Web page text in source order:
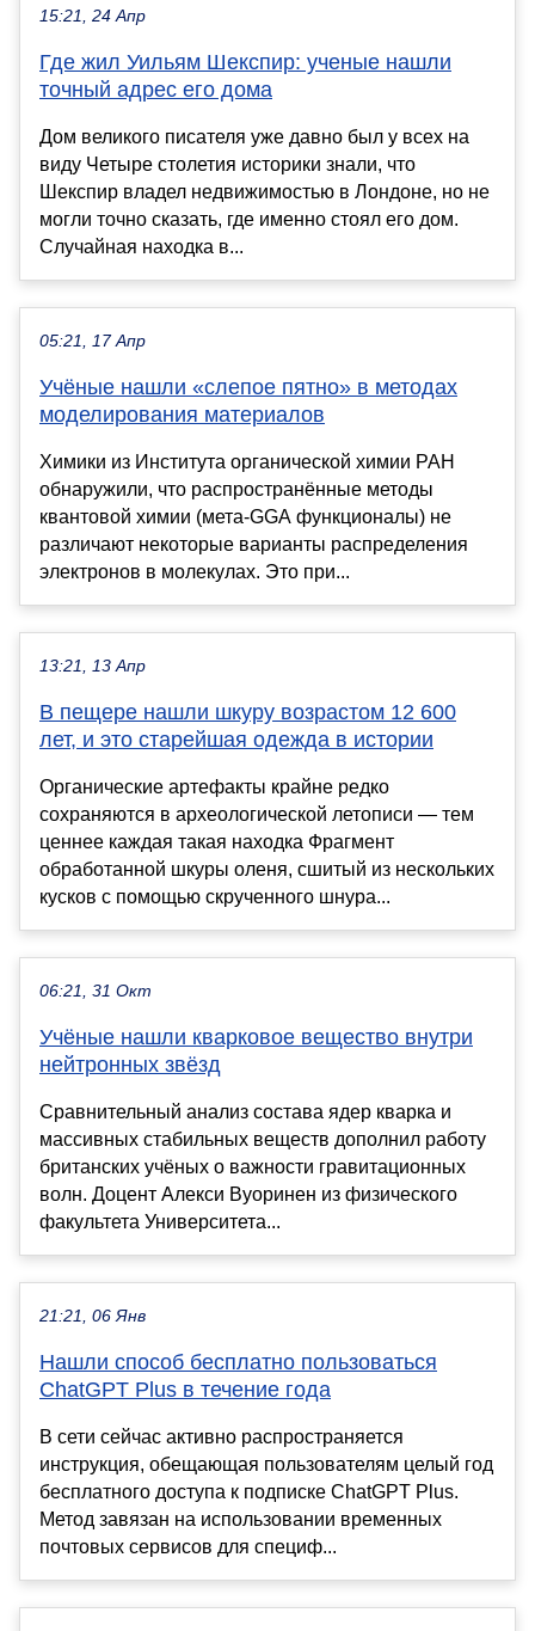
15:21, 24 Апр
Где жил Уильям Шекспир: ученые нашли
точный адрес его дома
Дом великого писателя уже давно был у всех на
виду Четыре столетия историки знали, что
Шекспир владел недвижимостью в Лондоне, но не
могли точно сказать, где именно стоял его дом.
Случайная находка в...
05:21, 17 Апр
Учёные нашли «слепое пятно» в методах
моделирования материалов
Химики из Института органической химии РАН
обнаружили, что распространённые методы
квантовой химии (мета-GGA функционалы) не
различают некоторые варианты распределения
электронов в молекулах. Это при...
13:21, 13 Апр
В пещере нашли шкуру возрастом 12 600
лет, и это старейшая одежда в истории
Органические артефакты крайне редко
сохраняются в археологической летописи — тем
ценнее каждая такая находка Фрагмент
обработанной шкуры оленя, сшитый из нескольких
кусков с помощью скрученного шнура...
06:21, 31 Окт
Учёные нашли кварковое вещество внутри
нейтронных звёзд
Сравнительный анализ состава ядер кварка и
массивных стабильных веществ дополнил работу
британских учёных о важности гравитационных
волн. Доцент Алекси Вуоринен из физического
факультета Университета...
21:21, 06 Янв
Нашли способ бесплатно пользоваться
ChatGPT Plus в течение года
В сети сейчас активно распространяется
инструкция, обещающая пользователям целый год
бесплатного доступа к подписке ChatGPT Plus.
Метод завязан на использовании временных
почтовых сервисов для специф...